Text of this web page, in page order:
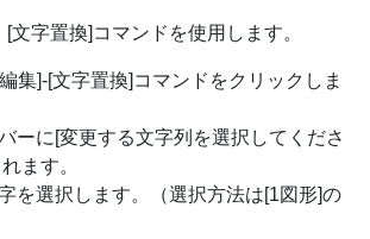
文字置換]コマンドを使用します。
集]-[文字置換]コマンドをクリックしま
ーに[変更する文字列を選択してくださ
ます。
を選択します。（選択方法は[1図形]の